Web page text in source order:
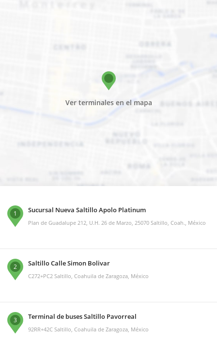
Ver terminales en el mapa
1 Sucursal Nueva Saltillo Apolo Platinum
Plan de Guadalupe 212, U.H. 26 de Marzo, 25070 Saltillo, Coah., México
2 Saltillo Calle Simon Bolivar
C272+PC2 Saltillo, Coahuila de Zaragoza, México
3 Terminal de buses Saltillo Pavorreal
92RR+42C Saltillo, Coahuila de Zaragoza, México